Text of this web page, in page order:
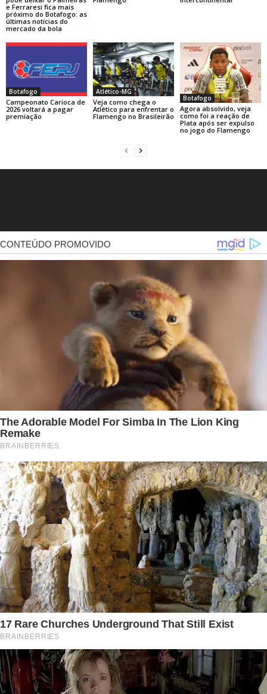
e Ferraresi fica mais
próximo do Botafogo: as
últimas notícias do
mercado da bola
Botafogo
Campeonato Carioca de
2026 voltará a pagar
premiação
Atlético-MG
Veja como chega o
Atlético para enfrentar o
Flamengo no Brasileirão
Botafogo
Agora absolvido, veja
como foi a reação de
Plata após ser expulso
no jogo do Flamengo